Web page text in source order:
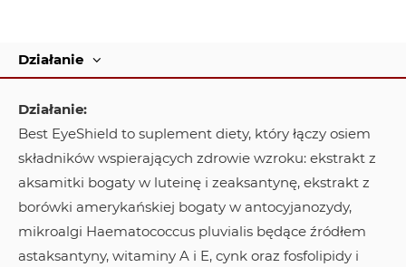
Działanie
Działanie:
Best EyeShield to suplement diety, który łączy osiem
składników wspierających zdrowie wzroku: ekstrakt z
aksamitki bogaty w luteinę i zeaksantynę, ekstrakt z
borówki amerykańskiej bogaty w antocyjanozydy,
mikroalgi Haematococcus pluvialis będące źródłem
astaksantyny, witaminy A i E, cynk oraz fosfolipidy i